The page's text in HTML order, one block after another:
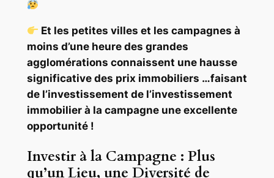
Et les petites villes et les campagnes à
moins d’une heure des grandes
agglomérations connaissent une hausse
significative des prix immobiliers …faisant
de l’investissement de l’investissement
immobilier à la campagne une excellente
opportunité !
Investir à la Campagne : Plus
qu’un Lieu, une Diversité de